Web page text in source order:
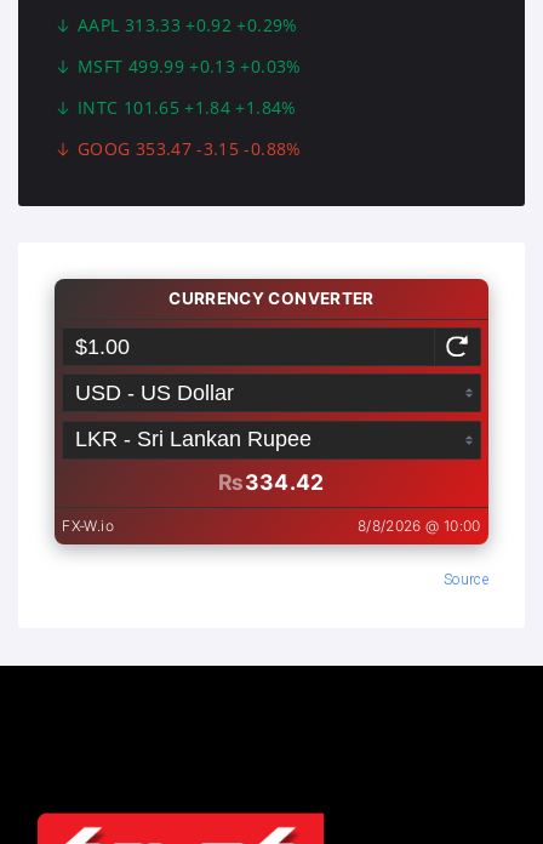
AAPL 313.33 +0.92 +0.29%
MSFT 499.99 +0.13 +0.03%
INTC 101.65 +1.84 +1.84%
GOOG 353.47 -3.15 -0.88%
Source